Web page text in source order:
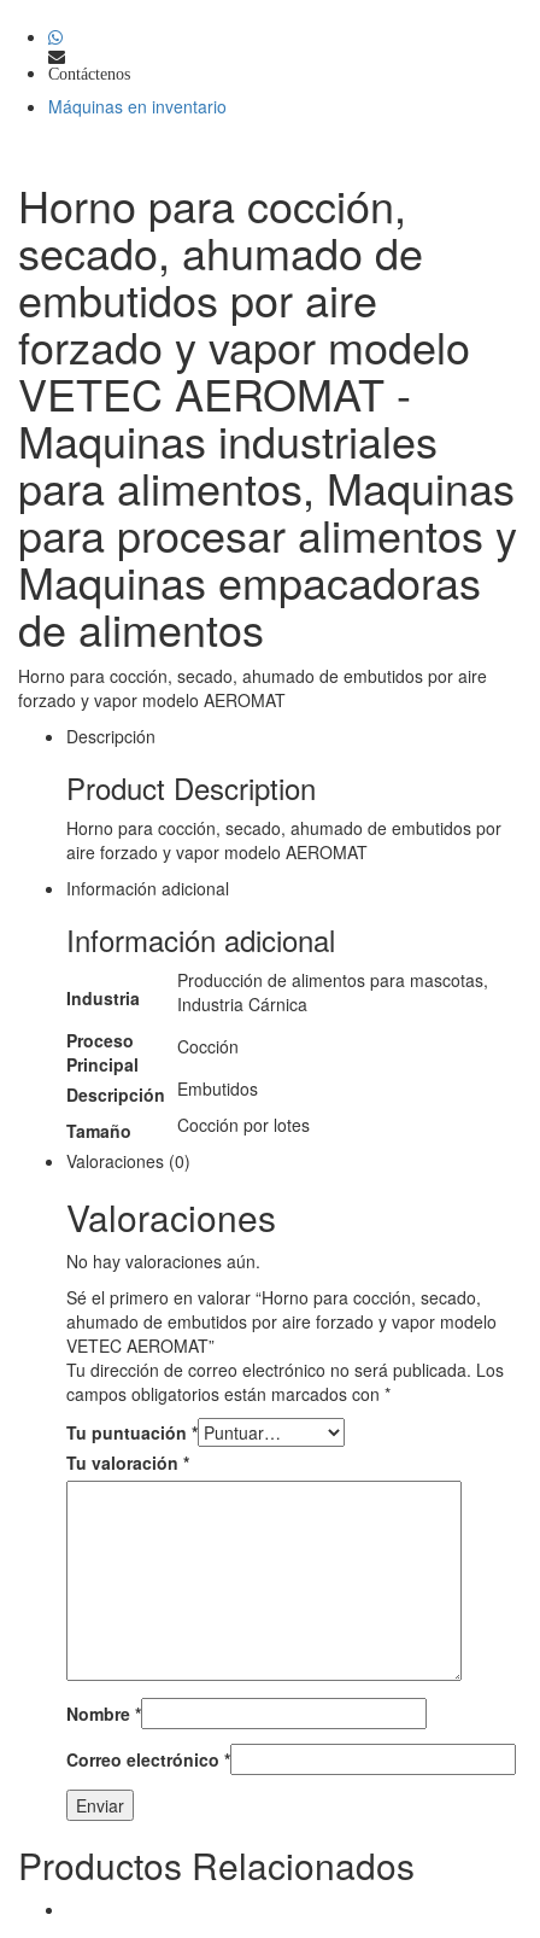
Contáctenos
Máquinas en inventario
Horno para cocción,
secado, ahumado de
embutidos por aire
forzado y vapor modelo
VETEC AEROMAT -
Maquinas industriales
para alimentos, Maquinas
para procesar alimentos y
Maquinas empacadoras
de alimentos
Horno para cocción, secado, ahumado de embutidos por aire
forzado y vapor modelo AEROMAT
Descripción
Product Description
Horno para cocción, secado, ahumado de embutidos por
aire forzado y vapor modelo AEROMAT
Información adicional
Información adicional
Industria
Producción de alimentos para mascotas,
Industria Cárnica
Proceso
Principal
Cocción
Descripción Embutidos
Tamaño
Cocción por lotes
Valoraciones (0)
Valoraciones
No hay valoraciones aún.
Sé el primero en valorar “Horno para cocción, secado,
ahumado de embutidos por aire forzado y vapor modelo
VETEC AEROMAT”
Tu dirección de correo electrónico no será publicada. Los
campos obligatorios están marcados con *
Tu puntuación *
Tu valoración *
Nombre *
Correo electrónico *
Productos Relacionados